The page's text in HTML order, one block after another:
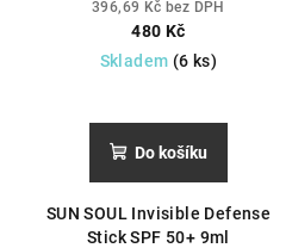
oblasti
396,69 Kč bez DPH
480 Kč
Skladem (6 ks)
Do košíku
SUN SOUL Invisible Defense
Stick SPF 50+ 9ml